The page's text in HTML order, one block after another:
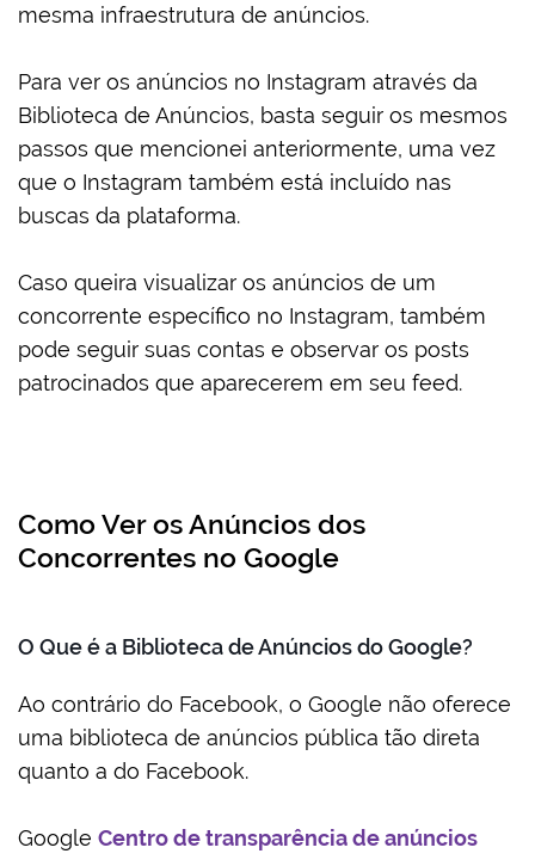
mesma infraestrutura de anúncios.
Para ver os anúncios no Instagram através da
Biblioteca de Anúncios, basta seguir os mesmos
passos que mencionei anteriormente, uma vez
que o Instagram também está incluído nas
buscas da plataforma.
Caso queira visualizar os anúncios de um
concorrente específico no Instagram, também
pode seguir suas contas e observar os posts
patrocinados que aparecerem em seu feed.
Como Ver os Anúncios dos
Concorrentes no Google
O Que é a Biblioteca de Anúncios do Google?
Ao contrário do Facebook, o Google não oferece
uma biblioteca de anúncios pública tão direta
quanto a do Facebook.
Google Centro de transparência de anúncios